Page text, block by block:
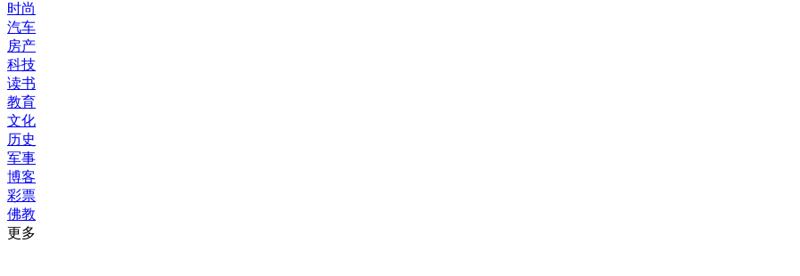
时尚
汽车
房产
科技
读书
教育
文化
历史
军事
博客
彩票
佛教
更多